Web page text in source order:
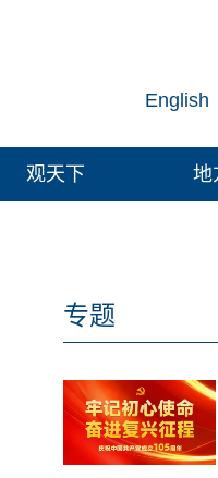
English
观天下 地
专题